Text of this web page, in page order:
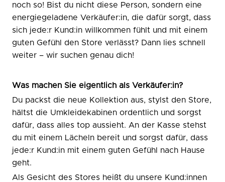
noch so! Bist du nicht diese Person, sondern eine
energiegeladene Verkäufer:in, die dafür sorgt, dass
sich jede:r Kund:in willkommen fühlt und mit einem
guten Gefühl den Store verlässt? Dann lies schnell
weiter – wir suchen genau dich!
Was machen Sie eigentlich als Verkäufer:in?
Du packst die neue Kollektion aus, stylst den Store,
hältst die Umkleidekabinen ordentlich und sorgst
dafür, dass alles top aussieht. An der Kasse stehst
du mit einem Lächeln bereit und sorgst dafür, dass
jede:r Kund:in mit einem guten Gefühl nach Hause
geht.
Als Gesicht des Stores heißt du unsere Kund:innen